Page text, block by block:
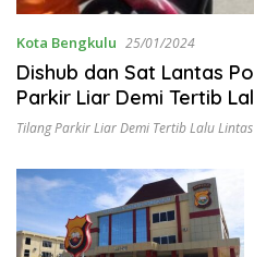
Kota Bengkulu 25/01/2024
Dishub dan Sat Lantas
Parkir Liar Demi Tertib
Tilang Parkir Liar Demi Tertib Lalu Lintas